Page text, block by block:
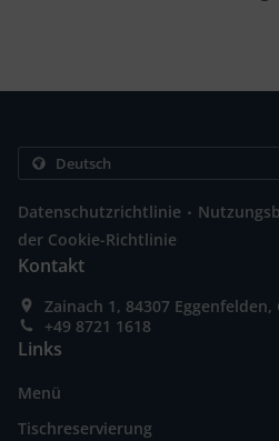
Datenschutzrichtlinie .
der Cookie-Richtlinie
Kontakt
Zainach 1, 84307 Eggenfelden,
+49 8721 1618
Links
Menü
Tischreservierung